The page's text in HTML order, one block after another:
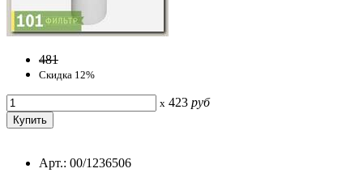
481
Скидка 12%
x 423 руб
Арт.: 00/1236506